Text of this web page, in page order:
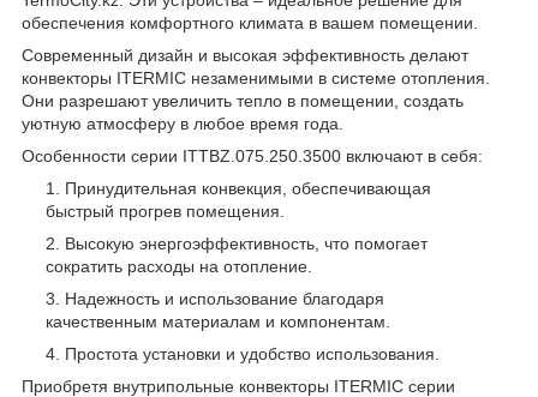
обеспечения комфортного климата в вашем помещении.
Современный дизайн и высокая эффективность делают
конвекторы ITERMIC незаменимыми в системе отопления.
Они разрешают увеличить тепло в помещении, создать
уютную атмосферу в любое время года.
Особенности серии ITTBZ.075.250.3500 включают в себя:
Принудительная конвекция, обеспечивающая
быстрый прогрев помещения.
Высокую энергоэффективность, что помогает
сократить расходы на отопление.
Надежность и использование благодаря
качественным материалам и компонентам.
Простота установки и удобство использования.
Приобретя внутрипольные конвекторы ITERMIC серии